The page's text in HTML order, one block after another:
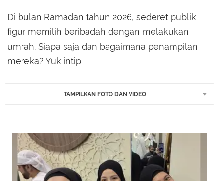
Di bulan Ramadan tahun 2026, sederet publik
figur memilih beribadah dengan melakukan
umrah. Siapa saja dan bagaimana penampilan
mereka? Yuk intip
TAMPILKAN FOTO DAN VIDEO